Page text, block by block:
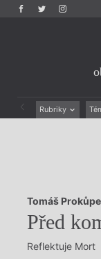
Rubriky
Rozhovory
Dokument
Výroční ceny
Tomáš
Před
Reflektuje Mort